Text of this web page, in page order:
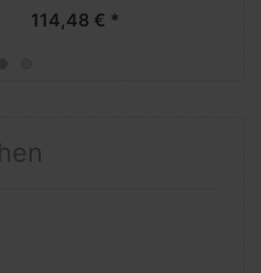
114,48 € *